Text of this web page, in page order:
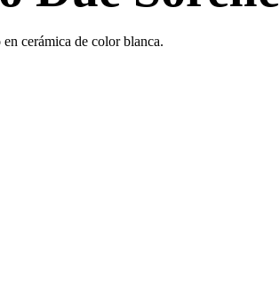
cerámica de color blanca.